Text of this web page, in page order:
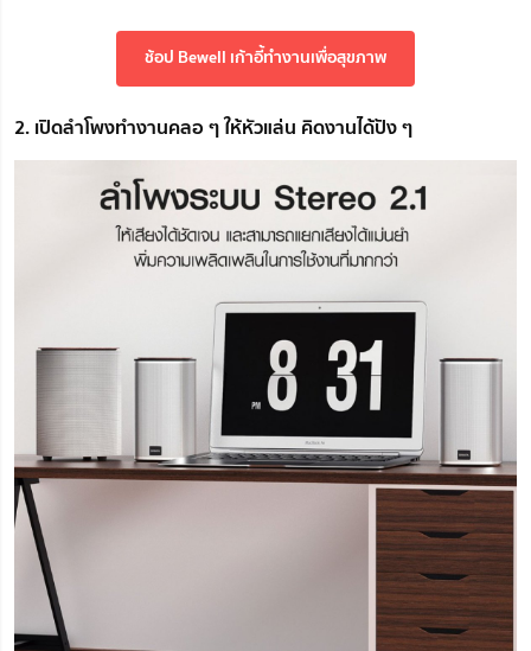
ช้อป Bewell เก้าอี้ทำงานเพื่อสุขภาพ
2. เปิดลำโพงทำงานคลอ ๆ ให้หัวแล่น คิดงานได้ปัง ๆ